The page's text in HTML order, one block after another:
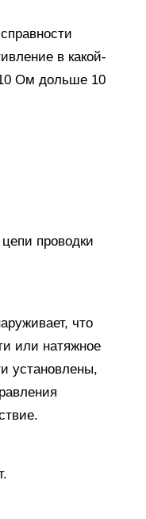
в какой-
Ом дольше 10
проводки
что
или натяжное
установлены,